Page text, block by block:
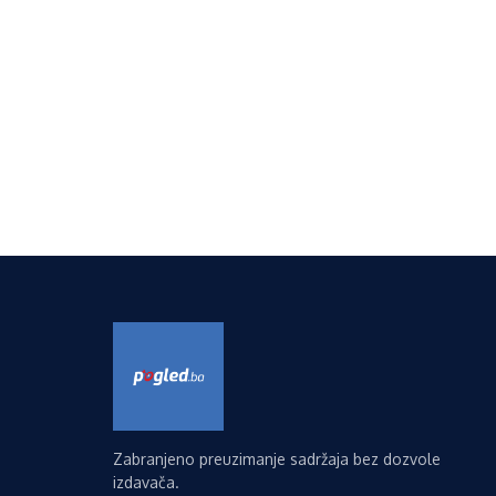
Zabranjeno preuzimanje sadržaja bez dozvole
izdavača.